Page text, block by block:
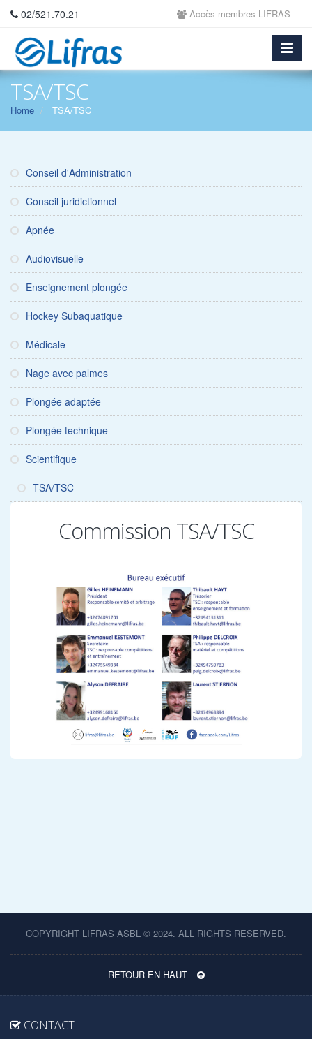
02/521.70.21 Accès membres LIFRAS
TSA/TSC
Home TSA/TSC
Conseil d'Administration
Conseil juridictionnel
Apnée
Audiovisuelle
Enseignement plongée
Hockey Subaquatique
Médicale
Nage avec palmes
Plongée adaptée
Plongée technique
Scientifique
TSA/TSC
Commission TSA/TSC
COPYRIGHT LIFRAS ASBL © 2024. ALL RIGHTS RESERVED.
RETOUR EN HAUT
CONTACT